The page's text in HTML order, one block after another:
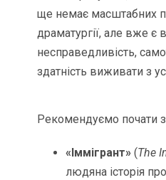
ще немає масштабних
драматургії, але вже є
несправедливість,
здатність виживати з
Рекомендуємо почати з
«Іммігрант» (The
людяна історія